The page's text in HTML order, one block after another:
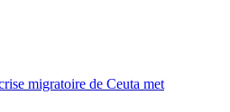
migratoire de Ceuta met